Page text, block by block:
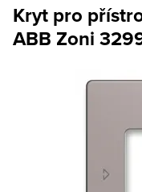
Kryt pro
ABB Zoni